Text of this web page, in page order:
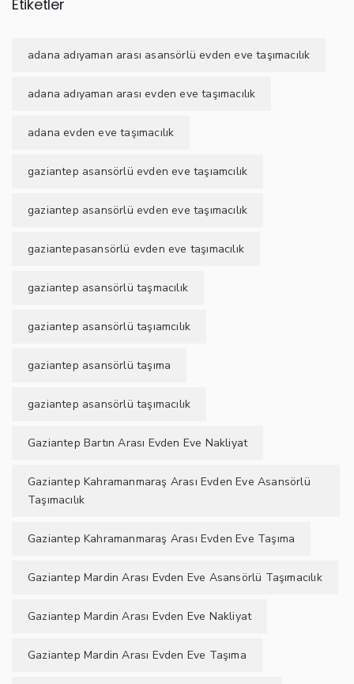
Etiketler
adana adıyaman arası asansörlü evden eve taşımacılık
adana adıyaman arası evden eve taşımacılık
adana evden eve taşımacılık
gaziantep asansörlü evden eve taşıamcılık
gaziantep asansörlü evden eve taşımacılık
gaziantepasansörlü evden eve taşımacılık
gaziantep asansörlü taşmacılık
gaziantep asansörlü taşıamcılık
gaziantep asansörlü taşıma
gaziantep asansörlü taşımacılık
Gaziantep Bartın Arası Evden Eve Nakliyat
Gaziantep Kahramanmaraş Arası Evden Eve Asansörlü
Taşımacılık
Gaziantep Kahramanmaraş Arası Evden Eve Taşıma
Gaziantep Mardin Arası Evden Eve Asansörlü Taşımacılık
Gaziantep Mardin Arası Evden Eve Nakliyat
Gaziantep Mardin Arası Evden Eve Taşıma